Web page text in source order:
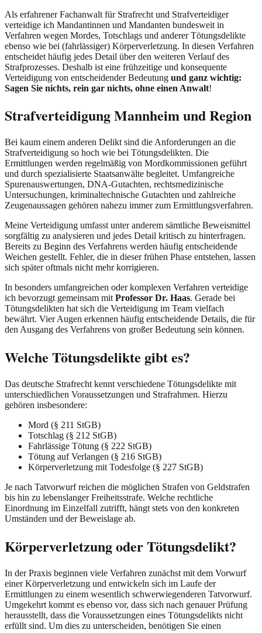
Als erfahrener Fachanwalt für Strafrecht und Strafverteidiger
verteidige ich Mandantinnen und Mandanten bundesweit in
Verfahren wegen Mordes, Totschlags und anderer Tötungsdelikte
ebenso wie bei (fahrlässiger) Körperverletzung. In diesen Verfahren
entscheidet häufig jedes Detail über den weiteren Verlauf des
Strafprozesses. Deshalb ist eine frühzeitige und konsequente
Verteidigung von entscheidender Bedeutung und ganz wichtig:
Sagen Sie nichts, rein gar nichts, ohne einen Anwalt!
Strafverteidigung Mannheim und Region
Bei kaum einem anderen Delikt sind die Anforderungen an die
Strafverteidigung so hoch wie bei Tötungsdelikten. Die
Ermittlungen werden regelmäßig von Mordkommissionen geführt
und durch spezialisierte Staatsanwälte begleitet. Umfangreiche
Spurenauswertungen, DNA-Gutachten, rechtsmedizinische
Untersuchungen, kriminaltechnische Gutachten und zahlreiche
Zeugenaussagen gehören nahezu immer zum Ermittlungsverfahren.
Meine Verteidigung umfasst unter anderem sämtliche Beweismittel
sorgfältig zu analysieren und jedes Detail kritisch zu hinterfragen.
Bereits zu Beginn des Verfahrens werden häufig entscheidende
Weichen gestellt. Fehler, die in dieser frühen Phase entstehen, lassen
sich später oftmals nicht mehr korrigieren.
In besonders umfangreichen oder komplexen Verfahren verteidige
ich bevorzugt gemeinsam mit Professor Dr. Haas. Gerade bei
Tötungsdelikten hat sich die Verteidigung im Team vielfach
bewährt. Vier Augen erkennen häufig entscheidende Details, die für
den Ausgang des Verfahrens von großer Bedeutung sein können.
Welche Tötungsdelikte gibt es?
Das deutsche Strafrecht kennt verschiedene Tötungsdelikte mit
unterschiedlichen Voraussetzungen und Strafrahmen. Hierzu
gehören insbesondere:
Mord (§ 211 StGB)
Totschlag (§ 212 StGB)
Fahrlässige Tötung (§ 222 StGB)
Tötung auf Verlangen (§ 216 StGB)
Körperverletzung mit Todesfolge (§ 227 StGB)
Je nach Tatvorwurf reichen die möglichen Strafen von Geldstrafen
bis hin zu lebenslanger Freiheitsstrafe. Welche rechtliche
Einordnung im Einzelfall zutrifft, hängt stets von den konkreten
Umständen und der Beweislage ab.
Körperverletzung oder Tötungsdelikt?
In der Praxis beginnen viele Verfahren zunächst mit dem Vorwurf
einer Körperverletzung und entwickeln sich im Laufe der
Ermittlungen zu einem wesentlich schwerwiegenderen Tatvorwurf.
Umgekehrt kommt es ebenso vor, dass sich nach genauer Prüfung
herausstellt, dass die Voraussetzungen eines Tötungsdelikts nicht
erfüllt sind. Um dies zu unterscheiden, benötigen Sie einen